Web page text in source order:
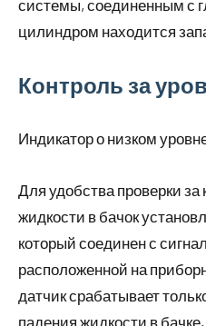
системы, соединенным с
цилиндром находится
Контроль за
Индикатор о низком
Для удобства проверки
жидкости в бачок
который соединен с
расположенной на
датчик срабатывает
падения жидкости в